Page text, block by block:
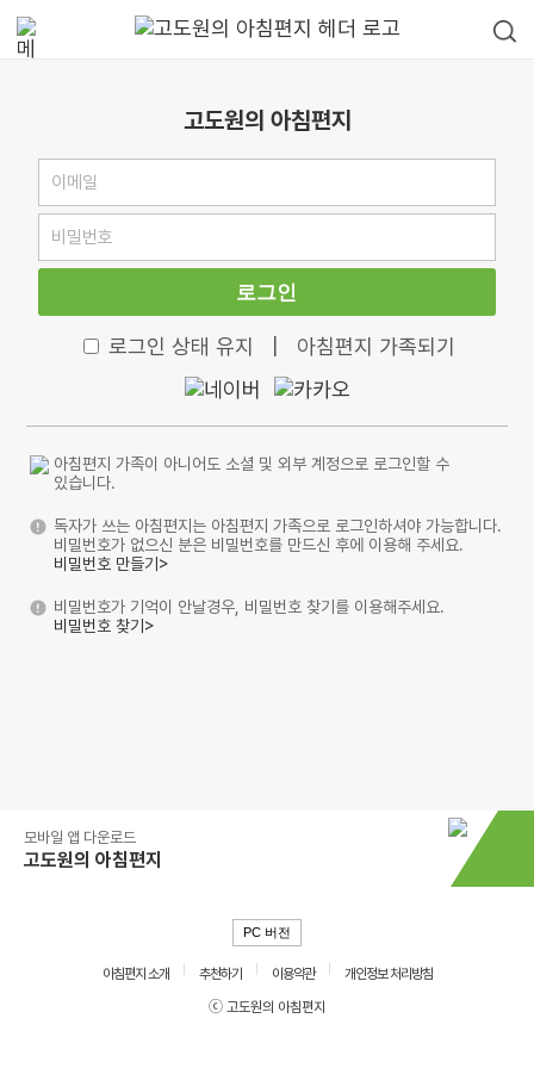
고도원의 아침편지
로그인
로그인 상태 유지 아침편지 가족되기
아침편지 가족이 아니어도 소셜 및 외부 계정으로 로그인할 수
있습니다.
독자가 쓰는 아침편지는 아침편지 가족으로 로그인하셔야 가능합니다.
비밀번호가 없으신 분은 비밀번호를 만드신 후에 이용해 주세요.
비밀번호 만들기>
비밀번호가 기억이 안날경우, 비밀번호 찾기를 이용해주세요.
비밀번호 찾기>
모바일 앱 다운로드
고도원의 아침편지
PC 버전
아침편지 소개 추천하기 이용약관
개인정보 처리방침
ⓒ 고도원의 아침편지